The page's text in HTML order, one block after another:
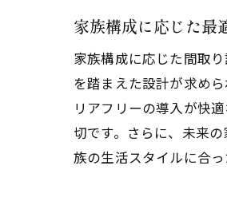
家族構成に応じた最
家族構成に応じた間取
を踏まえた設計が求め
リアフリーの導入が快
切です。さらに、未来
族の生活スタイルに合